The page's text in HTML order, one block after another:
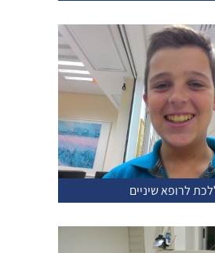
לרופא שיניים